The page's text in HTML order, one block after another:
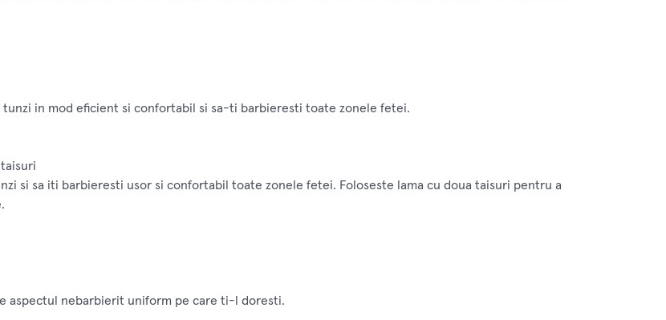
in mod eficient si confortabil si sa-ti barbieresti toate zonele fetei.
si sa iti barbieresti usor si confortabil toate zonele fetei. Foloseste lama cu doua taisuri pentru a
aspectul nebarbierit uniform pe care ti-l doresti.